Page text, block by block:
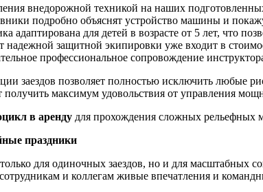
внедорожной техникой на наших
подробно объяснят устройство машины и
адаптирована для детей в возрасте от 5 лет, что
защитной экипировки уже входит в
профессиональное сопровождение
заездов позволяет полностью исключить любые
получить максимум удовольствия от управления
в аренду для прохождения сложных рельефных
праздники
для одиночных заездов, но и для
и коллегам живые впечатления и